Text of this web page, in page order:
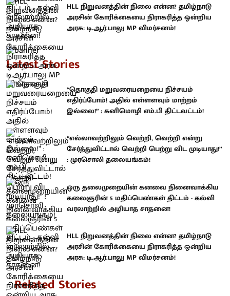
HLL நிறுவனத்தின் நிலை என்ன? தமிழ்நாடு
அரசின் கோரிக்கையை நிராகரித்த ஒன்றிய
அரசு: டி.ஆர்.பாலு MP விமர்சனம்!
Latest Stories
“தொகுதி மறுவரையறையை நிச்சயம்
எதிர்ப்போம்! அதில் எள்ளளவும் மாற்றம்
இல்லை!” : கனிமொழி எம்.பி திட்டவட்டம்!
“எல்லாவற்றிலும் வெற்றி, வெற்றி என்று
சேர்த்துவிட்டால் வெற்றி பெற்று விட முடியாது!”
: முரசொலி தலையங்கம்!
ஒரு தலைமுறையின் கனவை நினைவாக்கிய
கலைஞரின் 5 மதிப்பெண்கள் திட்டம் - கல்வி
வரலாற்றில் அழியாத சாதனை!
HLL நிறுவனத்தின் நிலை என்ன? தமிழ்நாடு
அரசின் கோரிக்கையை நிராகரித்த ஒன்றிய
அரசு: டி.ஆர்.பாலு MP விமர்சனம்!
Related Stories